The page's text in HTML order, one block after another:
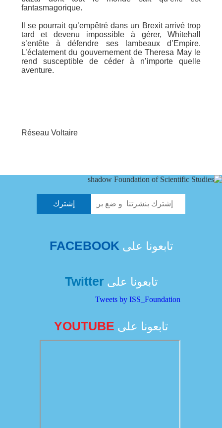
fantasmagorique.
Il se pourrait qu’empêtré dans un Brexit arrivé trop
tard et devenu impossible à gérer, Whitehall
s’entête à défendre ses lambeaux d’Empire.
L’éclatement du gouvernement de Theresa May le
rend susceptible de céder à n’importe quelle
aventure.
Réseau Voltaire
تابعونا على FACEBOOK
تابعونا علىTwitter
Tweets by ISS_Foundation
تابعونا على YOUTUBE